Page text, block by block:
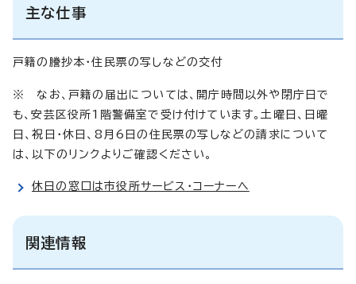
主な仕事
戸籍の謄抄本・住民票の写しなどの交付
※ なお、戸籍の届出については、開庁時間以外や閉庁日で
も、安芸区役所1階警備室で受け付けています。土曜日、日曜
日、祝日・休日、8月6日の住民票の写しなどの請求について
は、以下のリンクよりご確認ください。
休日の窓口は市役所サービス・コーナーへ
関連情報